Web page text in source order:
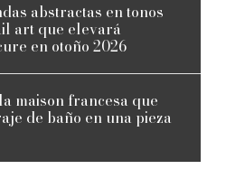
abstractas en tonos
art que elevará
en otoño 2026
maison francesa que
de baño en una pieza